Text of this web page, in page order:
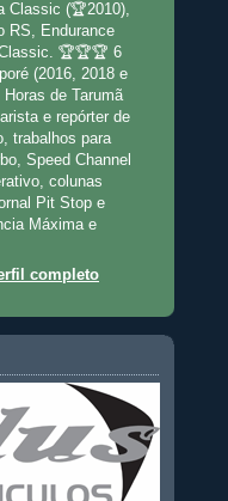
Classic (🏆2010),
RS, Endurance
🏆🏆🏆 6
(2016, 2018 e
de Tarumã
e repórter de
trabalhos para
Speed Channel
colunas
Pit Stop e
Máxima e
completo